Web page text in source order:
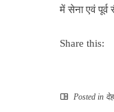
में सेना एवं पूर्व
Share this:
Posted in